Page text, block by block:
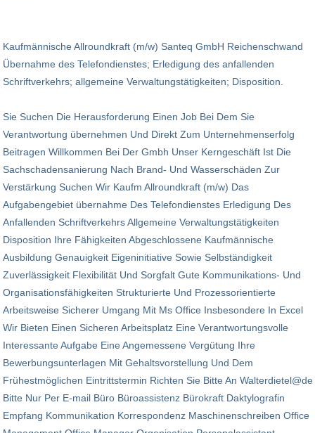
Kaufmännische Allroundkraft (m/w) Santeq GmbH Reichenschwand
Übernahme des Telefondienstes; Erledigung des anfallenden
Schriftverkehrs; allgemeine Verwaltungstätigkeiten; Disposition.
Sie Suchen Die Herausforderung Einen Job Bei Dem Sie
Verantwortung übernehmen Und Direkt Zum Unternehmenserfolg
Beitragen Willkommen Bei Der Gmbh Unser Kerngeschäft Ist Die
Sachschadensanierung Nach Brand- Und Wasserschäden Zur
Verstärkung Suchen Wir Kaufm Allroundkraft (m/w) Das
Aufgabengebiet übernahme Des Telefondienstes Erledigung Des
Anfallenden Schriftverkehrs Allgemeine Verwaltungstätigkeiten
Disposition Ihre Fähigkeiten Abgeschlossene Kaufmännische
Ausbildung Genauigkeit Eigeninitiative Sowie Selbständigkeit
Zuverlässigkeit Flexibilität Und Sorgfalt Gute Kommunikations- Und
Organisationsfähigkeiten Strukturierte Und Prozessorientierte
Arbeitsweise Sicherer Umgang Mit Ms Office Insbesondere In Excel
Wir Bieten Einen Sicheren Arbeitsplatz Eine Verantwortungsvolle
Interessante Aufgabe Eine Angemessene Vergütung Ihre
Bewerbungsunterlagen Mit Gehaltsvorstellung Und Dem
Frühestmöglichen Eintrittstermin Richten Sie Bitte An Walterdietel@de
Bitte Nur Per E-mail Büro Büroassistenz Bürokraft Daktylografin
Empfang Kommunikation Korrespondenz Maschinenschreiben Office